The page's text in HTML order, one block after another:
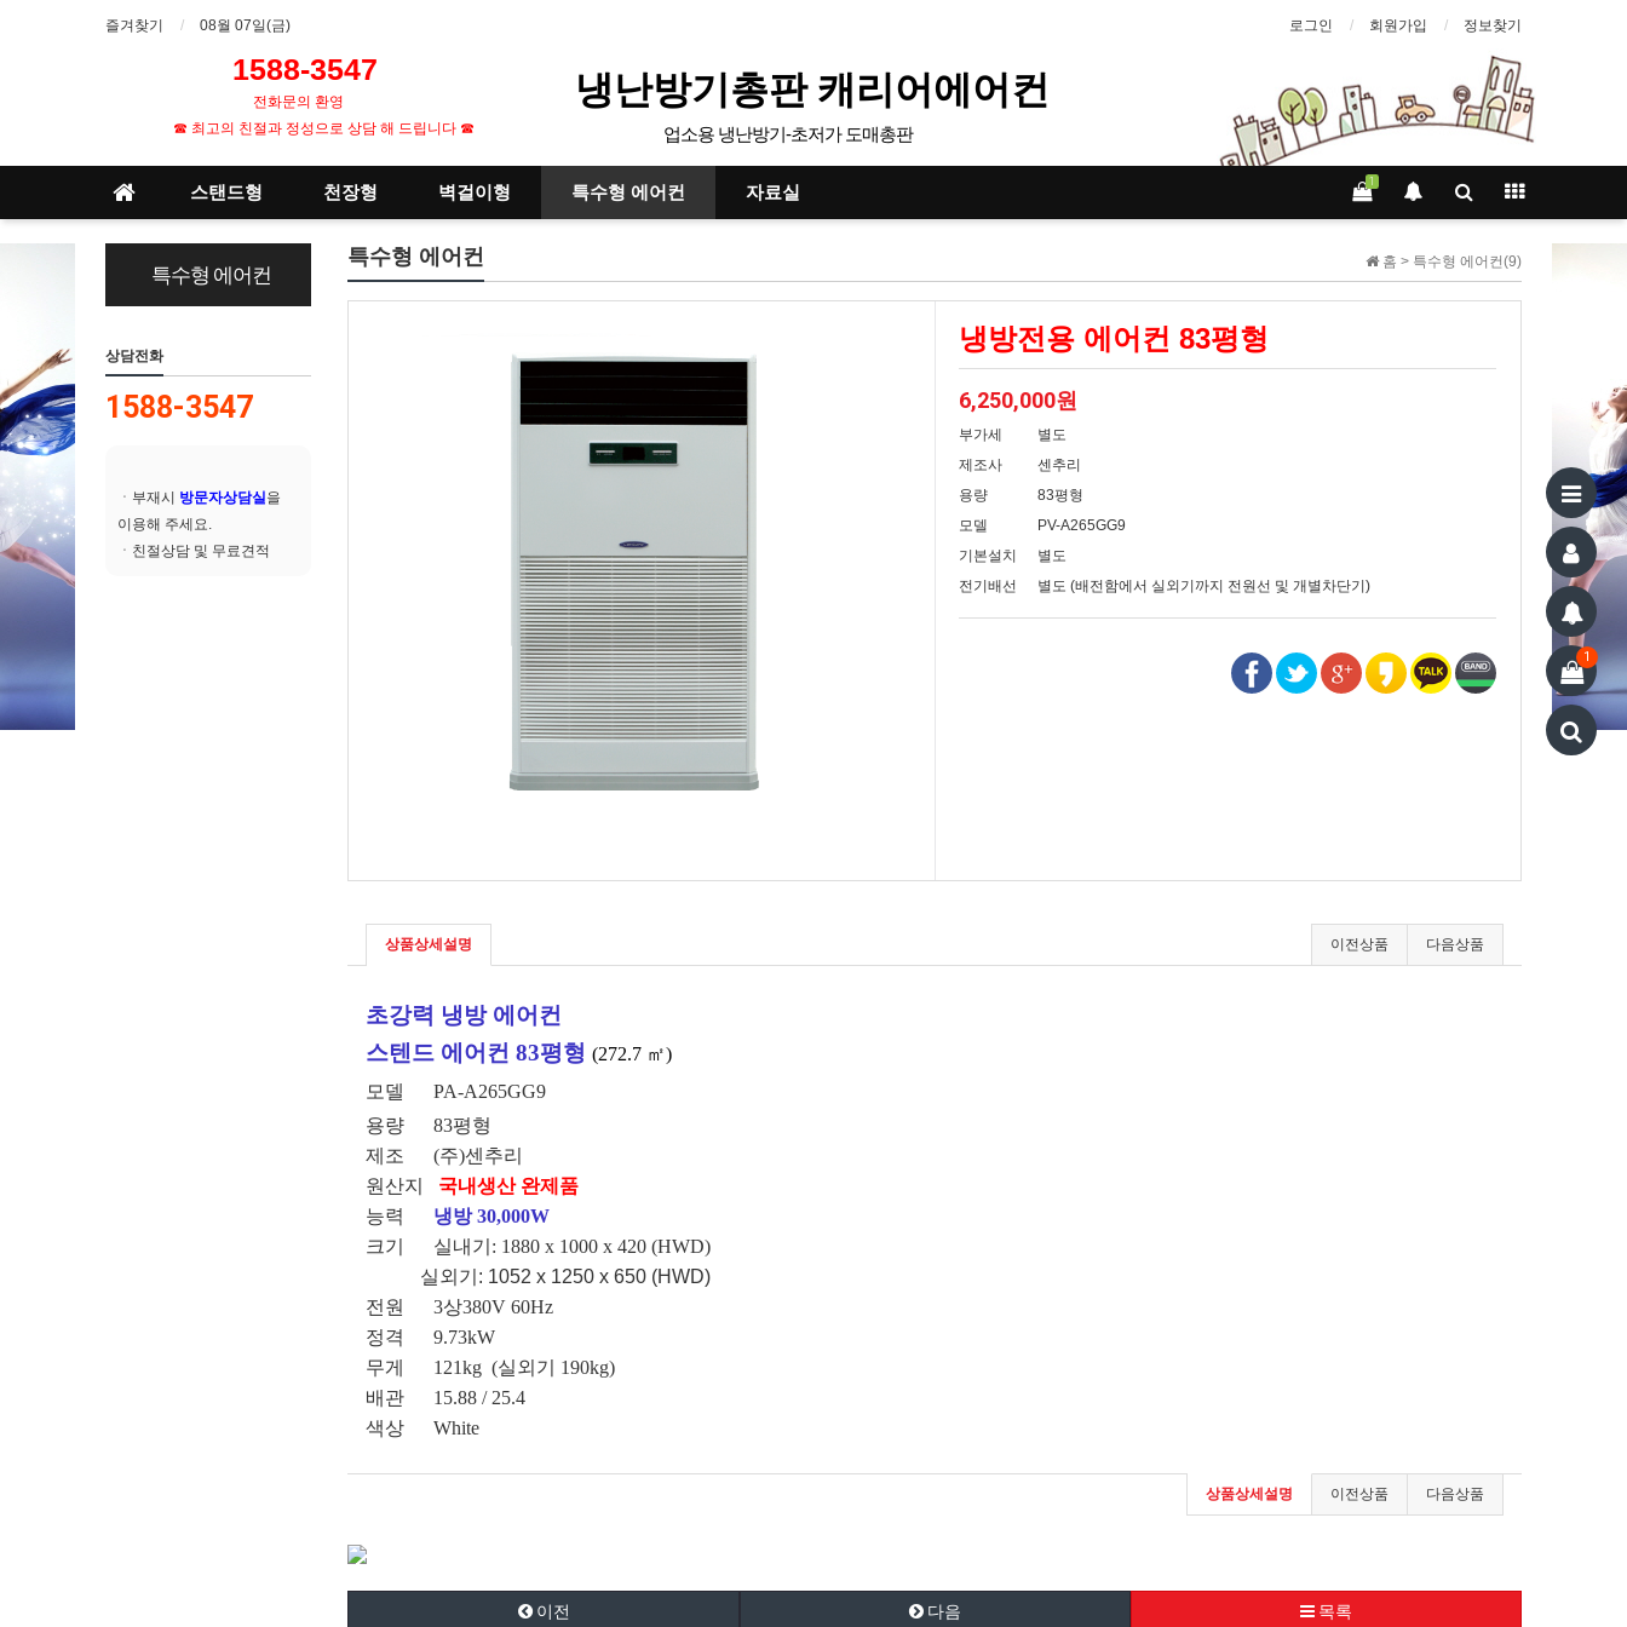
즐겨찾기 08월 07일(금) 로그인 회원가입 정보찾기
1588-3547
전화문의 환영
☎ 최고의 친절과 정성으로 상담 해 드립니다 ☎
냉난방기총판 캐리어에어컨
업소용 냉난방기-초저가 도매총판
1
스탠드형 천장형 벽걸이형 특수형 에어컨 자료실
홈 > 특수형 에어컨(9)
특수형 에어컨
냉방전용 에어컨 83평형
6,250,000원
부가세
별도
제조사
센추리
용량
83평형
모델
PV-A265GG9
기본설치
별도
전기배선
별도 (배전함에서 실외기까지 전원선 및 개별차단기)
상품상세설명 다음상품
이전상품
초강력 냉방 에어컨
스텐드 에어컨 83평형 (272.7 ㎡)
모델 PA-A265GG9
용량 83평형
제조 (주)센추리
원산지 국내생산 완제품
능력 냉방 30,000W
크기 실내기: 1880 x 1000 x 420 (HWD)
실외기: 1052 x 1250 x 650 (HWD)
전원 3상380V 60Hz
정격 9.73kW
무게 121kg (실외기 190kg)
배관 15.88 / 25.4
색상 White
상품상세설명 이전상품 다음상품
이전 다음 목록
특수형 에어컨
상담전화
1588-3547
ㆍ부재시 방문자상담실을
이용해 주세요.
ㆍ친절상담 및 무료견적
1